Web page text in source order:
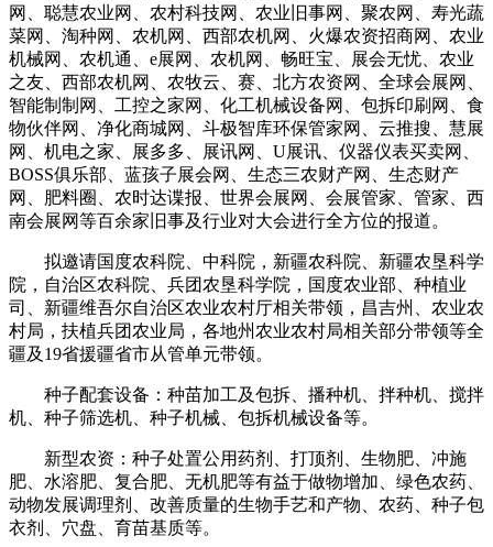
网、聪慧农业网、农村科技网、农业旧事网、聚农网、寿光蔬
菜网、淘种网、农机网、西部农机网、火爆农资招商网、农业
机械网、农机通、e展网、农机网、畅旺宝、展会无忧、农业
之友、西部农机网、农牧云、赛、北方农资网、全球会展网、
智能制制网、工控之家网、化工机械设备网、包拆印刷网、食
物伙伴网、净化商城网、斗极智库环保管家网、云推搜、慧展
网、机电之家、展多多、展讯网、U展讯、仪器仪表买卖网、
BOSS俱乐部、蓝孩子展会网、生态三农财产网、生态财产
网、肥料圈、农时达谍报、世界会展网、会展管家、管家、西
南会展网等百余家旧事及行业对大会进行全方位的报道。
拟邀请国度农科院、中科院，新疆农科院、新疆农垦科学
院，自治区农科院、兵团农垦科学院，国度农业部、种植业
司、新疆维吾尔自治区农业农村厅相关带领，昌吉州、农业农
村局，扶植兵团农业局，各地州农业农村局相关部分带领等全
疆及19省援疆省市从管单元带领。
种子配套设备：种苗加工及包拆、播种机、拌种机、搅拌
机、种子筛选机、种子机械、包拆机械设备等。
新型农资：种子处置公用药剂、打顶剂、生物肥、冲施
肥、水溶肥、复合肥、无机肥等有益于做物增加、绿色农药、
动物发展调理剂、改善质量的生物手艺和产物、农药、种子包
衣剂、穴盘、育苗基质等。